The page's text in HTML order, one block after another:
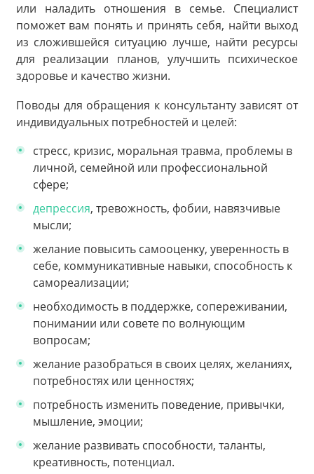
или наладить отношения в семье. Специалист
поможет вам понять и принять себя, найти выход
из сложившейся ситуацию лучше, найти ресурсы
для реализации планов, улучшить психическое
здоровье и качество жизни.
Поводы для обращения к консультанту зависят от
индивидуальных потребностей и целей:
стресс, кризис, моральная травма, проблемы в
личной, семейной или профессиональной
сфере;
депрессия, тревожность, фобии, навязчивые
мысли;
желание повысить самооценку, уверенность в
себе, коммуникативные навыки, способность к
самореализации;
необходимость в поддержке, сопереживании,
понимании или совете по волнующим
вопросам;
желание разобраться в своих целях, желаниях,
потребностях или ценностях;
потребность изменить поведение, привычки,
мышление, эмоции;
желание развивать способности, таланты,
креативность, потенциал.